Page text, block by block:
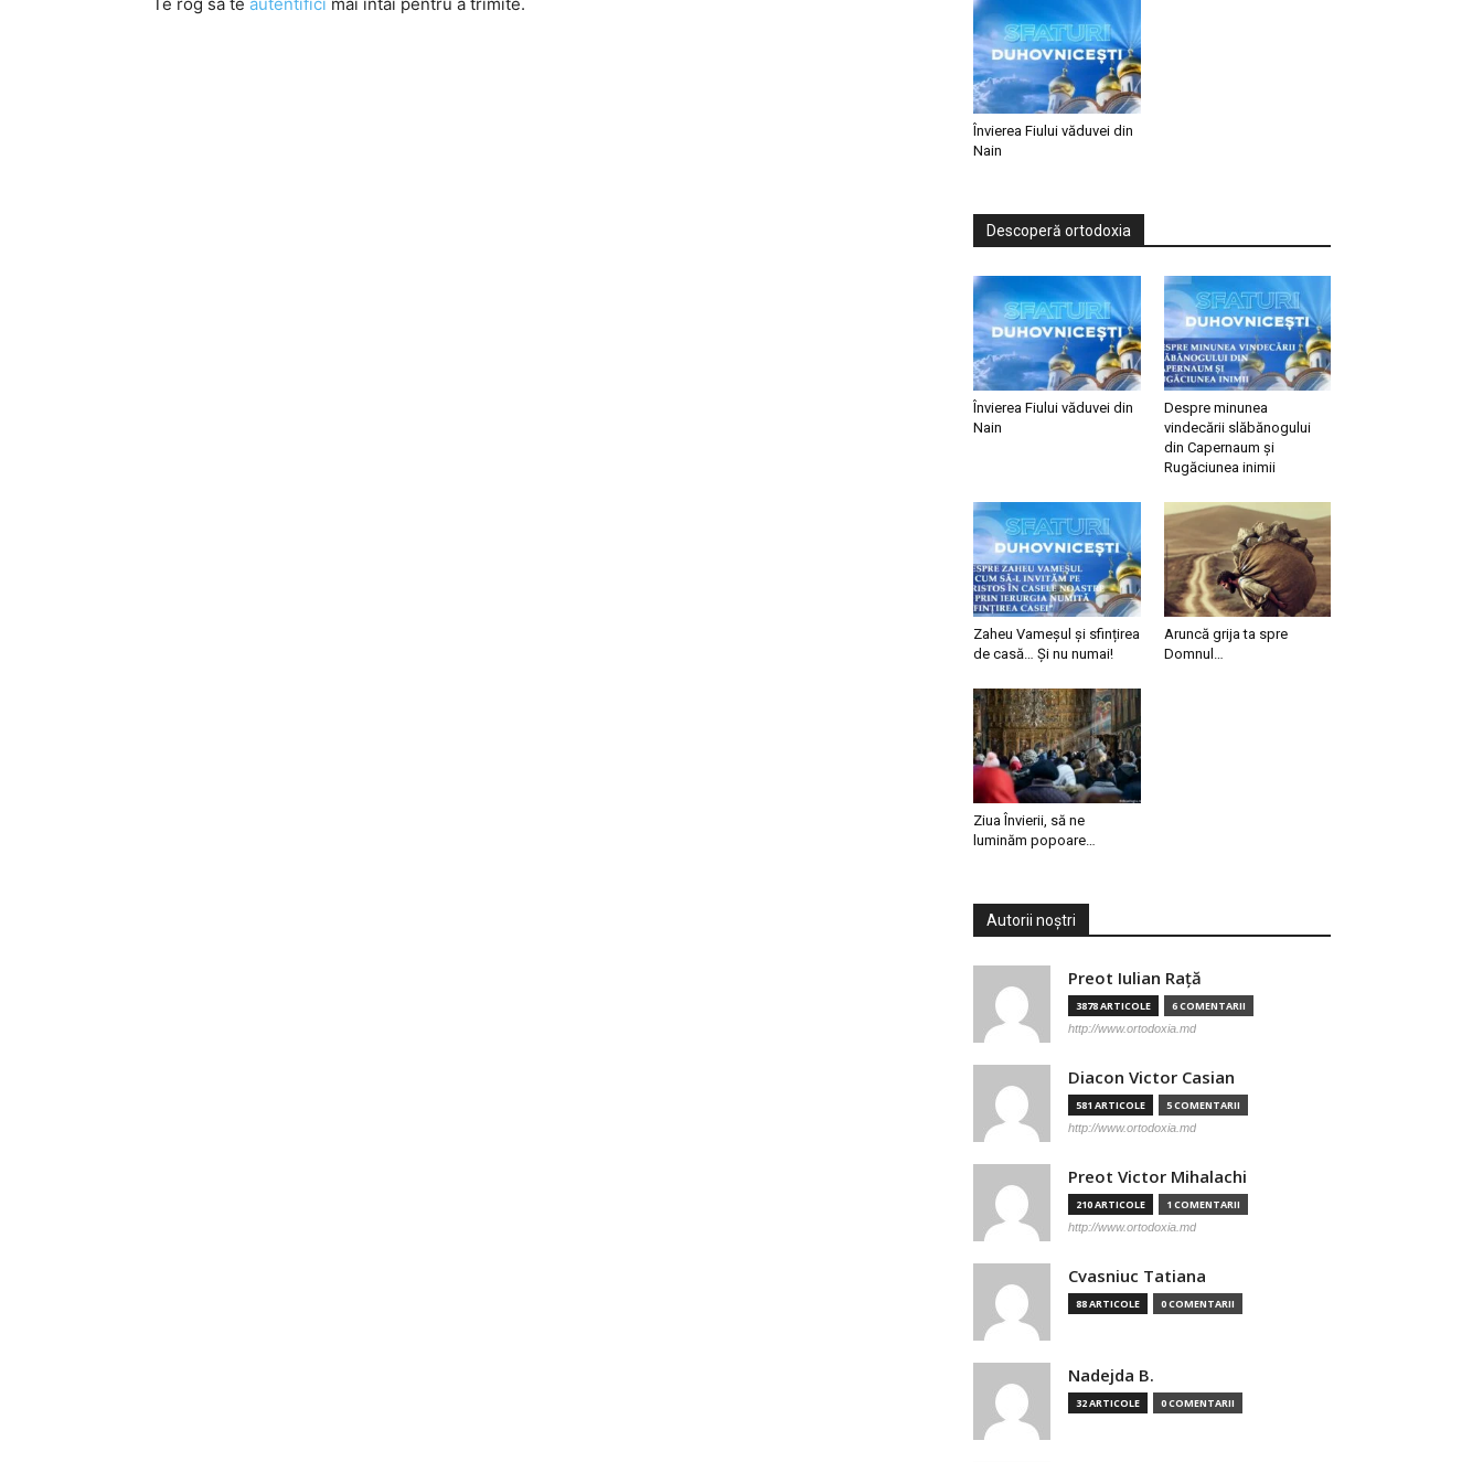
Învierea Fiului văduvei din
Nain
Descoperă ortodoxia
Învierea Fiului văduvei din
Nain
Despre minunea
vindecării slăbănogului
din Capernaum și
Rugăciunea inimii
Zaheu Vameșul și sfințirea
de casă… Și nu numai!
Aruncă grija ta spre
Domnul…
Ziua Învierii, să ne
luminăm popoare…
Autorii noștri
Preot Iulian Raţă
3878 ARTICOLE 6 COMENTARII
http://www.ortodoxia.md
Diacon Victor Casian
581 ARTICOLE 5 COMENTARII
http://www.ortodoxia.md
Preot Victor Mihalachi
210 ARTICOLE 1 COMENTARII
http://www.ortodoxia.md
Cvasniuc Tatiana
88 ARTICOLE 0 COMENTARII
Nadejda B.
32 ARTICOLE 0 COMENTARII